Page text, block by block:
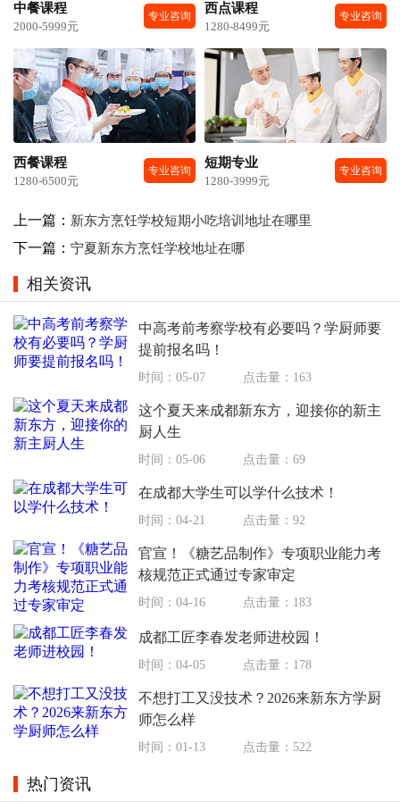
中餐课程
2000-5999元
专业咨询
西点课程
1280-8499元
专业咨询
西餐课程
1280-6500元
专业咨询
短期专业
1280-3999元
专业咨询
上一篇： 新东方烹饪学校短期小吃培训地址在哪里
下一篇： 宁夏新东方烹饪学校地址在哪
相关资讯
中高考前考察学校有必要吗？学厨师要
提前报名吗！
时间：05-07 点击量：163
这个夏天来成都新东方，迎接你的新主
厨人生
时间：05-06 点击量：69
在成都大学生可以学什么技术！
时间：04-21 点击量：92
官宣！《糖艺品制作》专项职业能力考
核规范正式通过专家审定
时间：04-16 点击量：183
成都工匠李春发老师进校园！
时间：04-05 点击量：178
不想打工又没技术？2026来新东方学厨
师怎么样
时间：01-13 点击量：522
热门资讯